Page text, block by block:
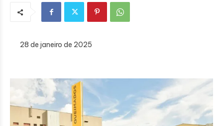
28 de janeiro de 2025